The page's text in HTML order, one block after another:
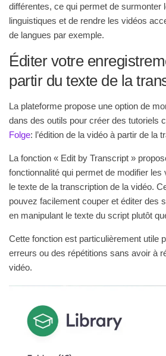
différentes, ce qui permet de surmonter
linguistiques et de rendre les vidéos
de langues par exemple.
Éditer votre
partir du texte de la
La plateforme propose une option de
dans des outils pour créer des tutoriels
Folge: l’édition de la vidéo à partir de la
La fonction « Edit by Transcript »
fonctionnalité qui permet de modifier
le texte de la transcription de la vidéo.
pouvez facilement couper et éditer des
en manipulant le texte du script plutôt
Cette fonction est particulièrement utile
erreurs ou des répétitions sans avoir à
vidéo.